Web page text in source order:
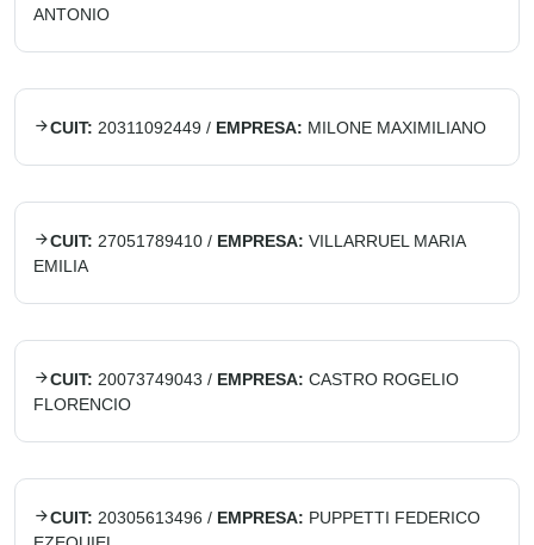
ANTONIO
CUIT: 20311092449 / EMPRESA: MILONE MAXIMILIANO
CUIT: 27051789410 / EMPRESA: VILLARRUEL MARIA
EMILIA
CUIT: 20073749043 / EMPRESA: CASTRO ROGELIO
FLORENCIO
CUIT: 20305613496 / EMPRESA: PUPPETTI FEDERICO